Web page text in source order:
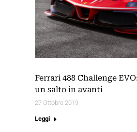
Ferrari 488 Challenge
un salto in avanti
27 Ottobre 2019
Leggi